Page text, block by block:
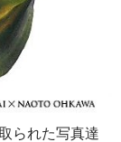
られた写真達